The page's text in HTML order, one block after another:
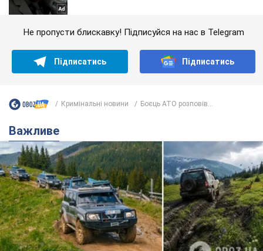
Не пропусти блискавку! Підписуйся на нас в Telegram
Підписатись Підписатись
Кримінальні новини Боєць АТО розповів...
Важливе